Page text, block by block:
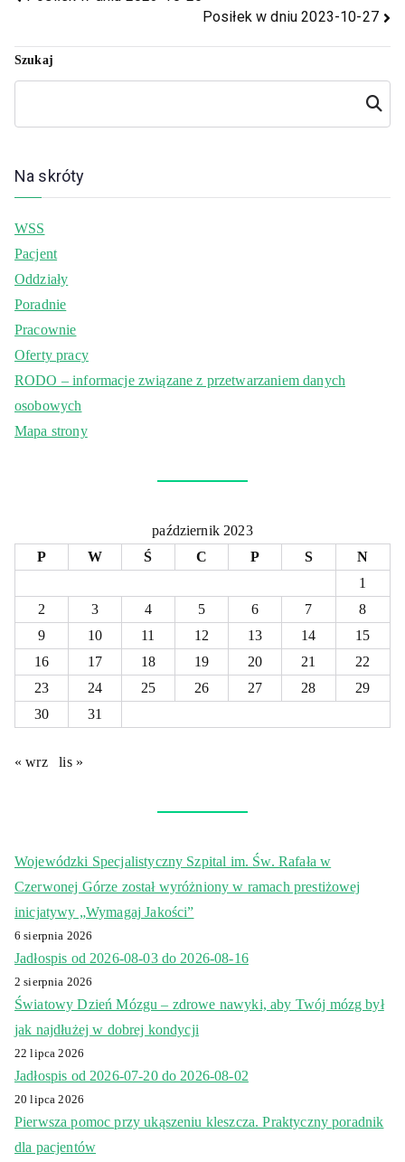
Posiłek w dniu 2023-10-27
Szukaj
Szukaj
Na skróty
WSS
Pacjent
Oddziały
Poradnie
Pracownie
Oferty pracy
RODO – informacje związane z przetwarzaniem danych
osobowych
Mapa strony
październik 2023
P
W Ś C P S
N
1
2
3 4 5 6 7
8
9
10 11 12 13 14
15
16
17 18 19 20 21
22
23
24 25 26 27 28
29
30
31
« wrz lis »
Wojewódzki Specjalistyczny Szpital im. Św. Rafała w
Czerwonej Górze został wyróżniony w ramach prestiżowej
inicjatywy „Wymagaj Jakości”
6 sierpnia 2026
Jadłospis od 2026-08-03 do 2026-08-16
2 sierpnia 2026
Światowy Dzień Mózgu – zdrowe nawyki, aby Twój mózg był
jak najdłużej w dobrej kondycji
22 lipca 2026
Jadłospis od 2026-07-20 do 2026-08-02
20 lipca 2026
Pierwsza pomoc przy ukąszeniu kleszcza. Praktyczny poradnik
dla pacjentów